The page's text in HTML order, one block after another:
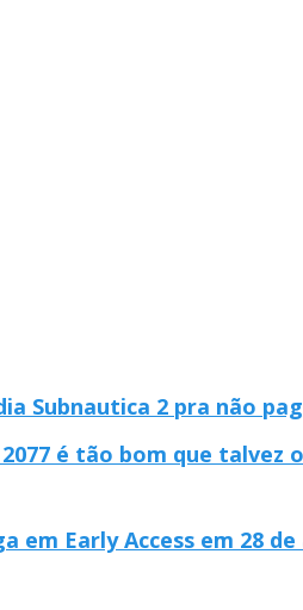
Subnautica 2 pra não
é tão bom que
em Early Access em 28